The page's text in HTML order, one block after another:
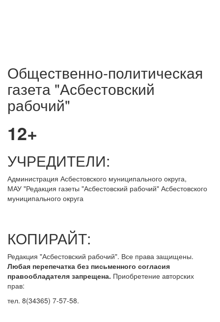
Общественно-политическая
газета "Асбестовский
рабочий"
12+
УЧРЕДИТЕЛИ:
Администрация Асбестовского муниципального округа,
МАУ"Редакция газеты "Асбестовский рабочий" Асбестовского
муниципального округа
КОПИРАЙТ:
Редакция "Асбестовский рабочий". Все права защищены.
Любая перепечатка без письменного согласия
правообладателя запрещена. Приобретение авторских
прав:
тел. 8(34365) 7-57-58.